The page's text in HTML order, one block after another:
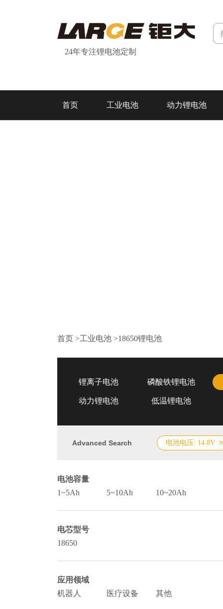
24年专注锂电池定制
首页 工业电池 动力锂电池
首页 >工业电池 >18650锂电池
锂离子电池 磷酸铁锂电池
动力锂电池 低温锂电池
Advanced Search 电池电压: 14.8V
电池容量
1~5Ah
5~10Ah 10~20Ah
电芯型号
18650
应用领域
机器人
医疗设备 其他